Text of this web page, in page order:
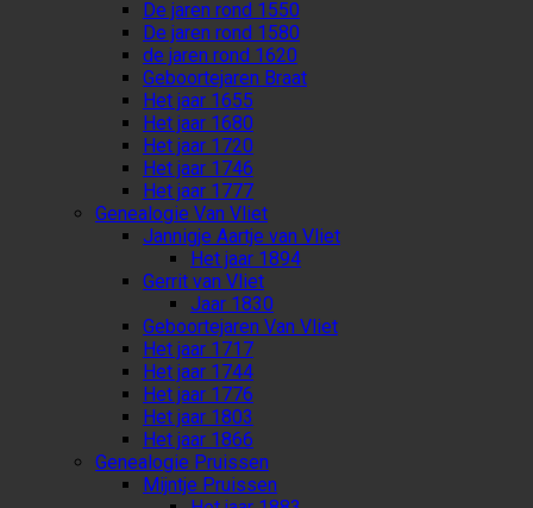
De jaren rond 1550
De jaren rond 1580
de jaren rond 1620
Geboortejaren Braat
Het jaar 1655
Het jaar 1680
Het jaar 1720
Het jaar 1746
Het jaar 1777
Genealogie Van Vliet
Jannigje Aartje van Vliet
Het jaar 1894
Gerrit van Vliet
Jaar 1830
Geboortejaren Van Vliet
Het jaar 1717
Het jaar 1744
Het jaar 1776
Het jaar 1803
Het jaar 1866
Genealogie Pruissen
Mijntje Pruissen